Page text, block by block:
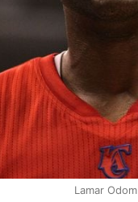
Lamar Odom